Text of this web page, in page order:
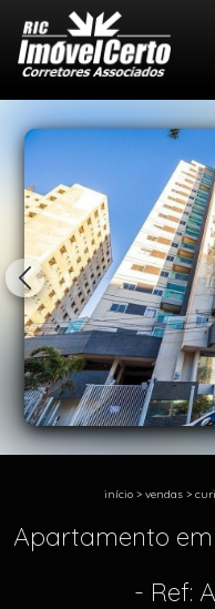
início> vendas>
Apartamento
- Ref: